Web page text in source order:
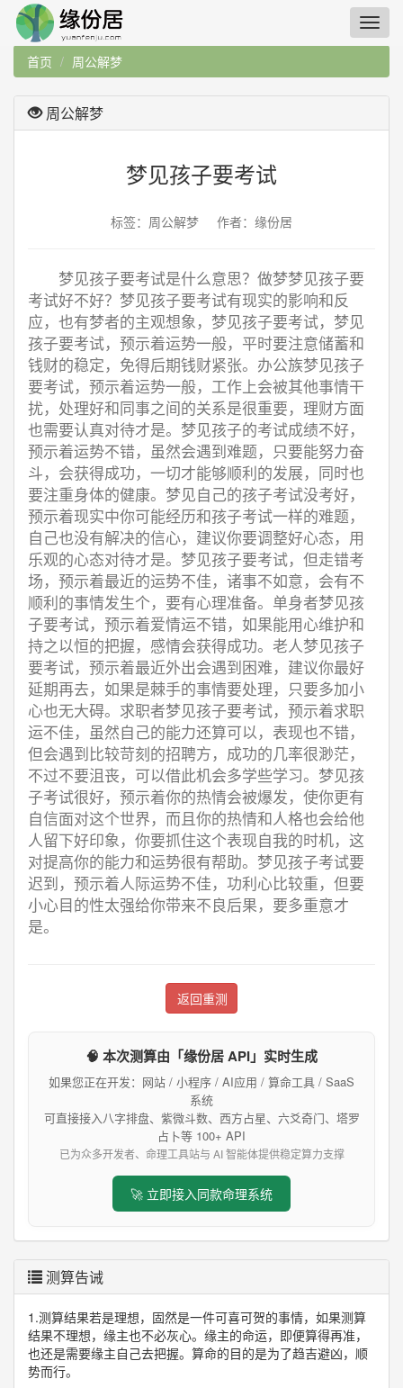
首页 周公解梦
周公解梦
梦见孩子要考试
标签：周公解梦 作者：缘份居
梦见孩子要考试是什么意思？做梦梦见孩子要
考试好不好？梦见孩子要考试有现实的影响和反
应，也有梦者的主观想象，梦见孩子要考试，梦见
孩子要考试，预示着运势一般，平时要注意储蓄和
钱财的稳定，免得后期钱财紧张。办公族梦见孩子
要考试，预示着运势一般，工作上会被其他事情干
扰，处理好和同事之间的关系是很重要，理财方面
也需要认真对待才是。梦见孩子的考试成绩不好，
预示着运势不错，虽然会遇到难题，只要能努力奋
斗，会获得成功，一切才能够顺利的发展，同时也
要注重身体的健康。梦见自己的孩子考试没考好，
预示着现实中你可能经历和孩子考试一样的难题，
自己也没有解决的信心，建议你要调整好心态，用
乐观的心态对待才是。梦见孩子要考试，但走错考
场，预示着最近的运势不佳，诸事不如意，会有不
顺利的事情发生个，要有心理准备。单身者梦见孩
子要考试，预示着爱情运不错，如果能用心维护和
持之以恒的把握，感情会获得成功。老人梦见孩子
要考试，预示着最近外出会遇到困难，建议你最好
延期再去，如果是棘手的事情要处理，只要多加小
心也无大碍。求职者梦见孩子要考试，预示着求职
运不佳，虽然自己的能力还算可以，表现也不错，
但会遇到比较苛刻的招聘方，成功的几率很渺茫，
不过不要沮丧，可以借此机会多学些学习。梦见孩
子考试很好，预示着你的热情会被爆发，使你更有
自信面对这个世界，而且你的热情和人格也会给他
人留下好印象，你要抓住这个表现自我的时机，这
对提高你的能力和运势很有帮助。梦见孩子考试要
迟到，预示着人际运势不佳，功利心比较重，但要
小心目的性太强给你带来不良后果，要多重意才
是。
返回重测
🧠 本次测算由「缘份居 API」实时生成
如果您正在开发：网站 / 小程序 / AI应用 / 算命工具 / SaaS
系统
可直接接入八字排盘、紫微斗数、西方占星、六爻奇门、塔罗
占卜等 100+ API
已为众多开发者、命理工具站与 AI 智能体提供稳定算力支撑
🚀 立即接入同款命理系统
测算告诫
1.测算结果若是理想，固然是一件可喜可贺的事情，如果测算
结果不理想，缘主也不必灰心。缘主的命运，即便算得再准，
也还是需要缘主自己去把握。算命的目的是为了趋吉避凶，顺
势而行。